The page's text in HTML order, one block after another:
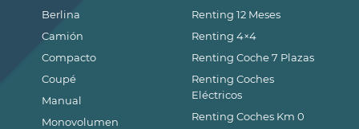
Berlina
Camión
Compacto
Coupé
Manual
Monovolumen
Renting 12 Meses
Renting 4×4
Renting Coche 7 Plazas
Renting Coches
Eléctricos
Renting Coches Km 0